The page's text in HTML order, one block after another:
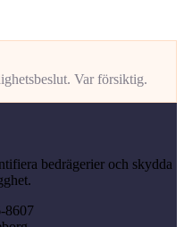
Var försiktig.
bedrägerier och skydda
8607